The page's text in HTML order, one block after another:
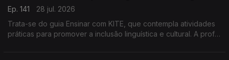
Ep. 141
28 jul. 2026
Trata-se do guia Ensinar com KITE, que contempla atividades
práticas para promover a inclusão linguística e cultural. A prof